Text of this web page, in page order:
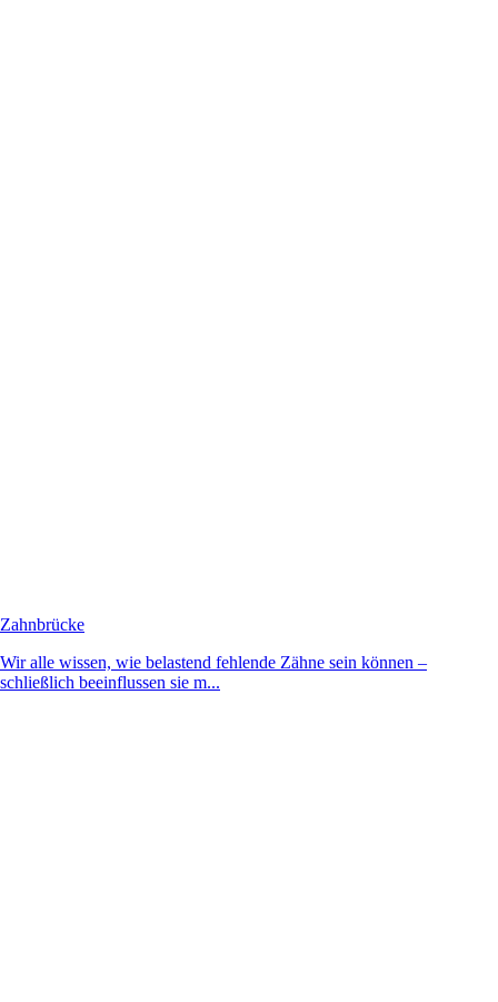
Zahnbrücke
Wir alle wissen, wie belastend fehlende Zähne sein können –
schließlich beeinflussen sie m...